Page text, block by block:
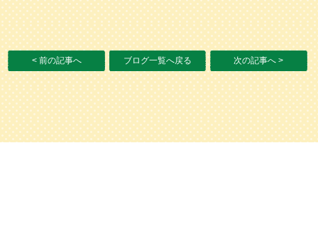
< 前の記事へ ブログ一覧へ戻る 次の記事へ >